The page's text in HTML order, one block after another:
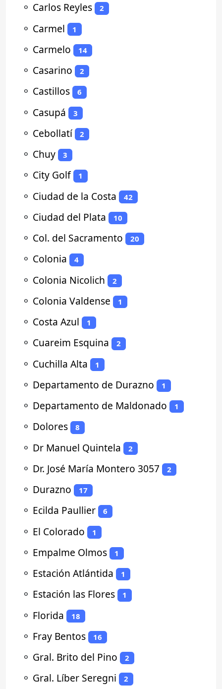
⚬ Carlos Reyles 2
⚬ Carmel 1
⚬ Carmelo 14
⚬ Casarino 2
⚬ Castillos 6
⚬ Casupá 3
⚬ Cebollatí 2
⚬ Chuy 3
⚬ City Golf 1
⚬ Ciudad de la Costa 42
⚬ Ciudad del Plata 10
⚬ Col. del Sacramento 20
⚬ Colonia 4
⚬ Colonia Nicolich 2
⚬ Colonia Valdense 1
⚬ Costa Azul 1
⚬ Cuareim Esquina 2
⚬ Cuchilla Alta 1
⚬ Departamento de Durazno 1
⚬ Departamento de Maldonado 1
⚬ Dolores 8
⚬ Dr Manuel Quintela 2
⚬ Dr. José María Montero 3057 2
⚬ Durazno 17
⚬ Ecilda Paullier 6
⚬ El Colorado 1
⚬ Empalme Olmos 1
⚬ Estación Atlántida 1
⚬ Estación las Flores 1
⚬ Florida 18
⚬ Fray Bentos 16
⚬ Gral. Brito del Pino 2
⚬ Gral. Líber Seregni 2